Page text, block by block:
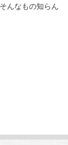
んなもの知らん